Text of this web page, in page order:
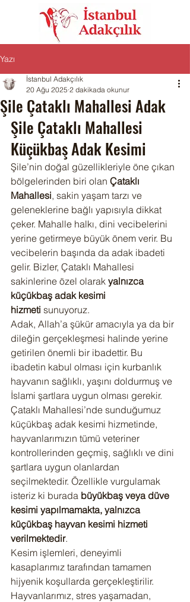
Yazı
Şile Çataklı Mahallesi Adak
İstanbul Adakçılık
20 Ağu 2025 2 dakikada okunur
Şile Çataklı Mahallesi
Küçükbaş Adak Kesimi
Şile’nin doğal güzellikleriyle öne çıkan
bölgelerinden biri olan Çataklı
Mahallesi, sakin yaşam tarzı ve
geleneklerine bağlı yapısıyla dikkat
çeker. Mahalle halkı, dini vecibelerini
yerine getirmeye büyük önem verir. Bu
vecibelerin başında da adak ibadeti
gelir. Bizler, Çataklı Mahallesi
sakinlerine özel olarak yalnızca
küçükbaş adak kesimi
hizmeti sunuyoruz.
Adak, Allah’a şükür amacıyla ya da bir
dileğin gerçekleşmesi halinde yerine
getirilen önemli bir ibadettir. Bu
ibadetin kabul olması için kurbanlık
hayvanın sağlıklı, yaşını doldurmuş ve
İslami şartlara uygun olması gerekir.
Çataklı Mahallesi’nde sunduğumuz
küçükbaş adak kesimi hizmetinde,
hayvanlarımızın tümü veteriner
kontrollerinden geçmiş, sağlıklı ve dini
şartlara uygun olanlardan
seçilmektedir. Özellikle vurgulamak
isteriz ki burada büyükbaş veya düve
kesimi yapılmamakta, yalnızca
küçükbaş hayvan kesimi hizmeti
verilmektedir.
Kesim işlemleri, deneyimli
kasaplarımız tarafından tamamen
hijyenik koşullarda gerçekleştirilir.
Hayvanlarımız, stres yaşamadan,